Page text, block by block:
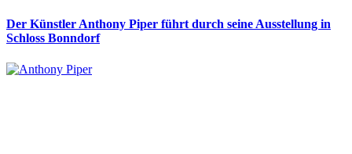
Der Künstler Anthony Piper führt durch seine Ausstellung in
Schloss Bonndorf